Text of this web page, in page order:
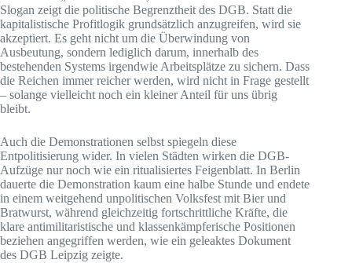
Slogan zeigt die politische Begrenztheit des DGB. Statt die
kapitalistische Profitlogik grundsätzlich anzugreifen, wird sie
akzeptiert. Es geht nicht um die Überwindung von
Ausbeutung, sondern lediglich darum, innerhalb des
bestehenden Systems irgendwie Arbeitsplätze zu sichern. Dass
die Reichen immer reicher werden, wird nicht in Frage gestellt
– solange vielleicht noch ein kleiner Anteil für uns übrig
bleibt.
Auch die Demonstrationen selbst spiegeln diese
Entpolitisierung wider. In vielen Städten wirken die DGB-
Aufzüge nur noch wie ein ritualisiertes Feigenblatt. In Berlin
dauerte die Demonstration kaum eine halbe Stunde und endete
in einem weitgehend unpolitischen Volksfest mit Bier und
Bratwurst, während gleichzeitig fortschrittliche Kräfte, die
klare antimilitaristische und klassenkämpferische Positionen
beziehen angegriffen werden, wie ein geleaktes Dokument
des DGB Leipzig zeigte.